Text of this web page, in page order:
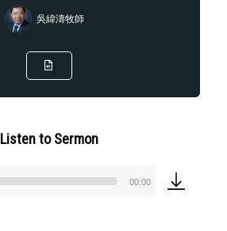
吳緯濤牧師
Listen to Sermon
Audio
00:00